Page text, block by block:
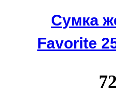
Сумка
Favorite